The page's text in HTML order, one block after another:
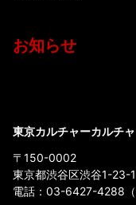
お知らせ
東京カルチャーカルチ
〒150-0002
東京都渋谷区渋谷1-23-
電話： 03-6427-4288